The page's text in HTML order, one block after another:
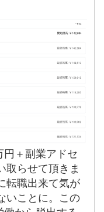
＋副業アドセ
取らせて頂きま
転職出来て気が
いことに。この